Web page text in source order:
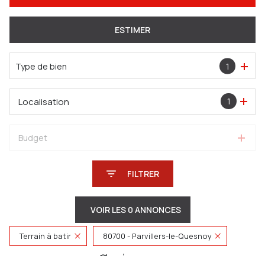
Du neuf
De l'immo pro
ESTIMER
Type de bien 1
1
Localisation
Budget
FILTRER
VOIR LES 0 ANNONCES
Terrain à batir 80700 - Parvillers-le-Quesnoy